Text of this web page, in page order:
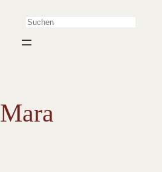
Suchen
Mara